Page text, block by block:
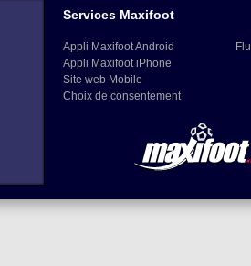
Services Maxifoot
Appli Maxifoot Android
Appli Maxifoot iPhone
Site web Mobile
Choix de consentement